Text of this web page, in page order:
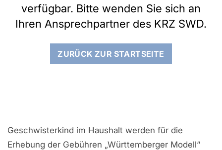
verfügbar. Bitte wenden Sie sich an
Ihren Ansprechpartner des KRZ SWD.
ZURÜCK ZUR STARTSEITE
Geschwisterkind im Haushalt werden für die
Erhebung der Gebühren „Württemberger Modell“